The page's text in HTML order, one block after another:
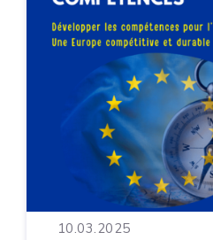
10.03.2025